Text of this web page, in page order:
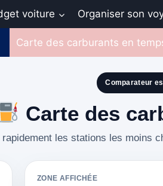
voiture Organiser son
Carte des carburants en
Comparateur
Carte des
les stations les moins
ZONE AFFICHÉE